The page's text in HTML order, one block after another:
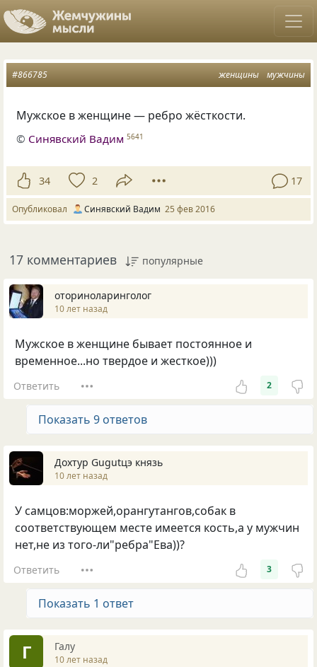
женщины мужчины
#866785
Мужское в женщине — ребро жёсткости.
© Синявский Вадим 5641
34 2 17
Опубликовал Синявский Вадим 25 фев 2016
17 комментариев популярные
оториноларинголог
10 лет назад
Мужское в женщине бывает постоянное и
временное...но твердое и жесткое)))
Ответить 2
Показать 9 ответов
Дохтур Gugutцэ князь
10 лет назад
У самцов:моржей,орангутангов,собак в
соответствующем месте имеется кость,а у мужчин
нет,не из того-ли"ребра"Ева))?
Ответить 3
Показать 1 ответ
Г Галу
10 лет назад